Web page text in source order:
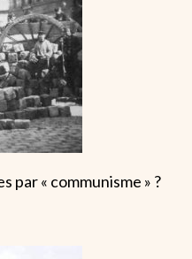
par « communisme » ?